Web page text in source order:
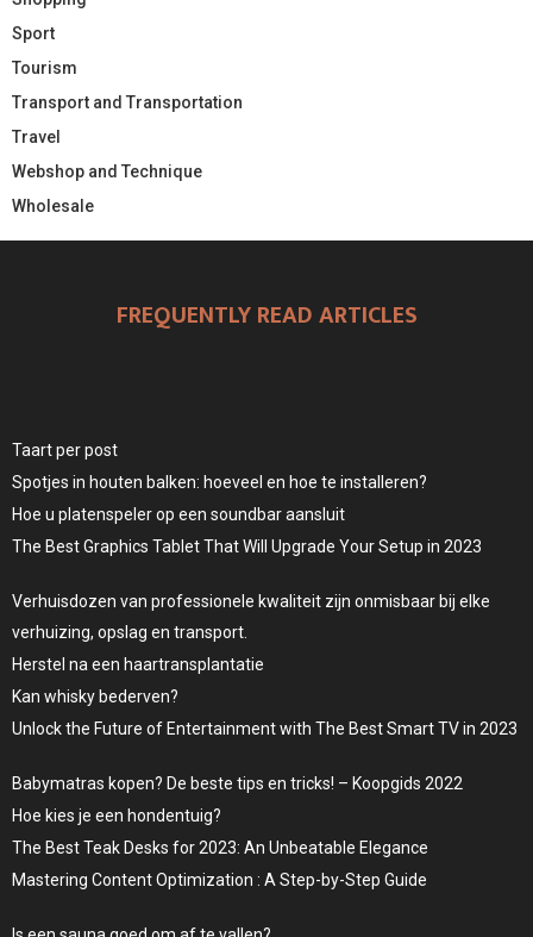
Sport
Tourism
Transport and Transportation
Travel
Webshop and Technique
Wholesale
FREQUENTLY READ ARTICLES
Taart per post
Spotjes in houten balken: hoeveel en hoe te installeren?
Hoe u platenspeler op een soundbar aansluit
The Best Graphics Tablet That Will Upgrade Your Setup in 2023
Verhuisdozen van professionele kwaliteit zijn onmisbaar bij elke
verhuizing, opslag en transport.
Herstel na een haartransplantatie
Kan whisky bederven?
Unlock the Future of Entertainment with The Best Smart TV in 2023
Babymatras kopen? De beste tips en tricks! – Koopgids 2022
Hoe kies je een hondentuig?
The Best Teak Desks for 2023: An Unbeatable Elegance
Mastering Content Optimization : A Step-by-Step Guide